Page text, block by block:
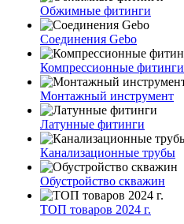
Обжимные фитинги
Соединения Gebo
Компрессионные фитинги
Монтажный инструмент
Латунные фитинги
Канализационные трубы
Обустройство скважин
ТОП товаров 2024 г.